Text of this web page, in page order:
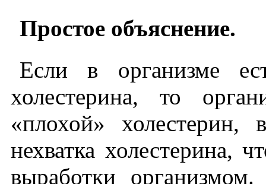
Простое объяснение.
Если в организме
холестерина, то
«плохой» холестерин,
нехватка холестерина,
выработки